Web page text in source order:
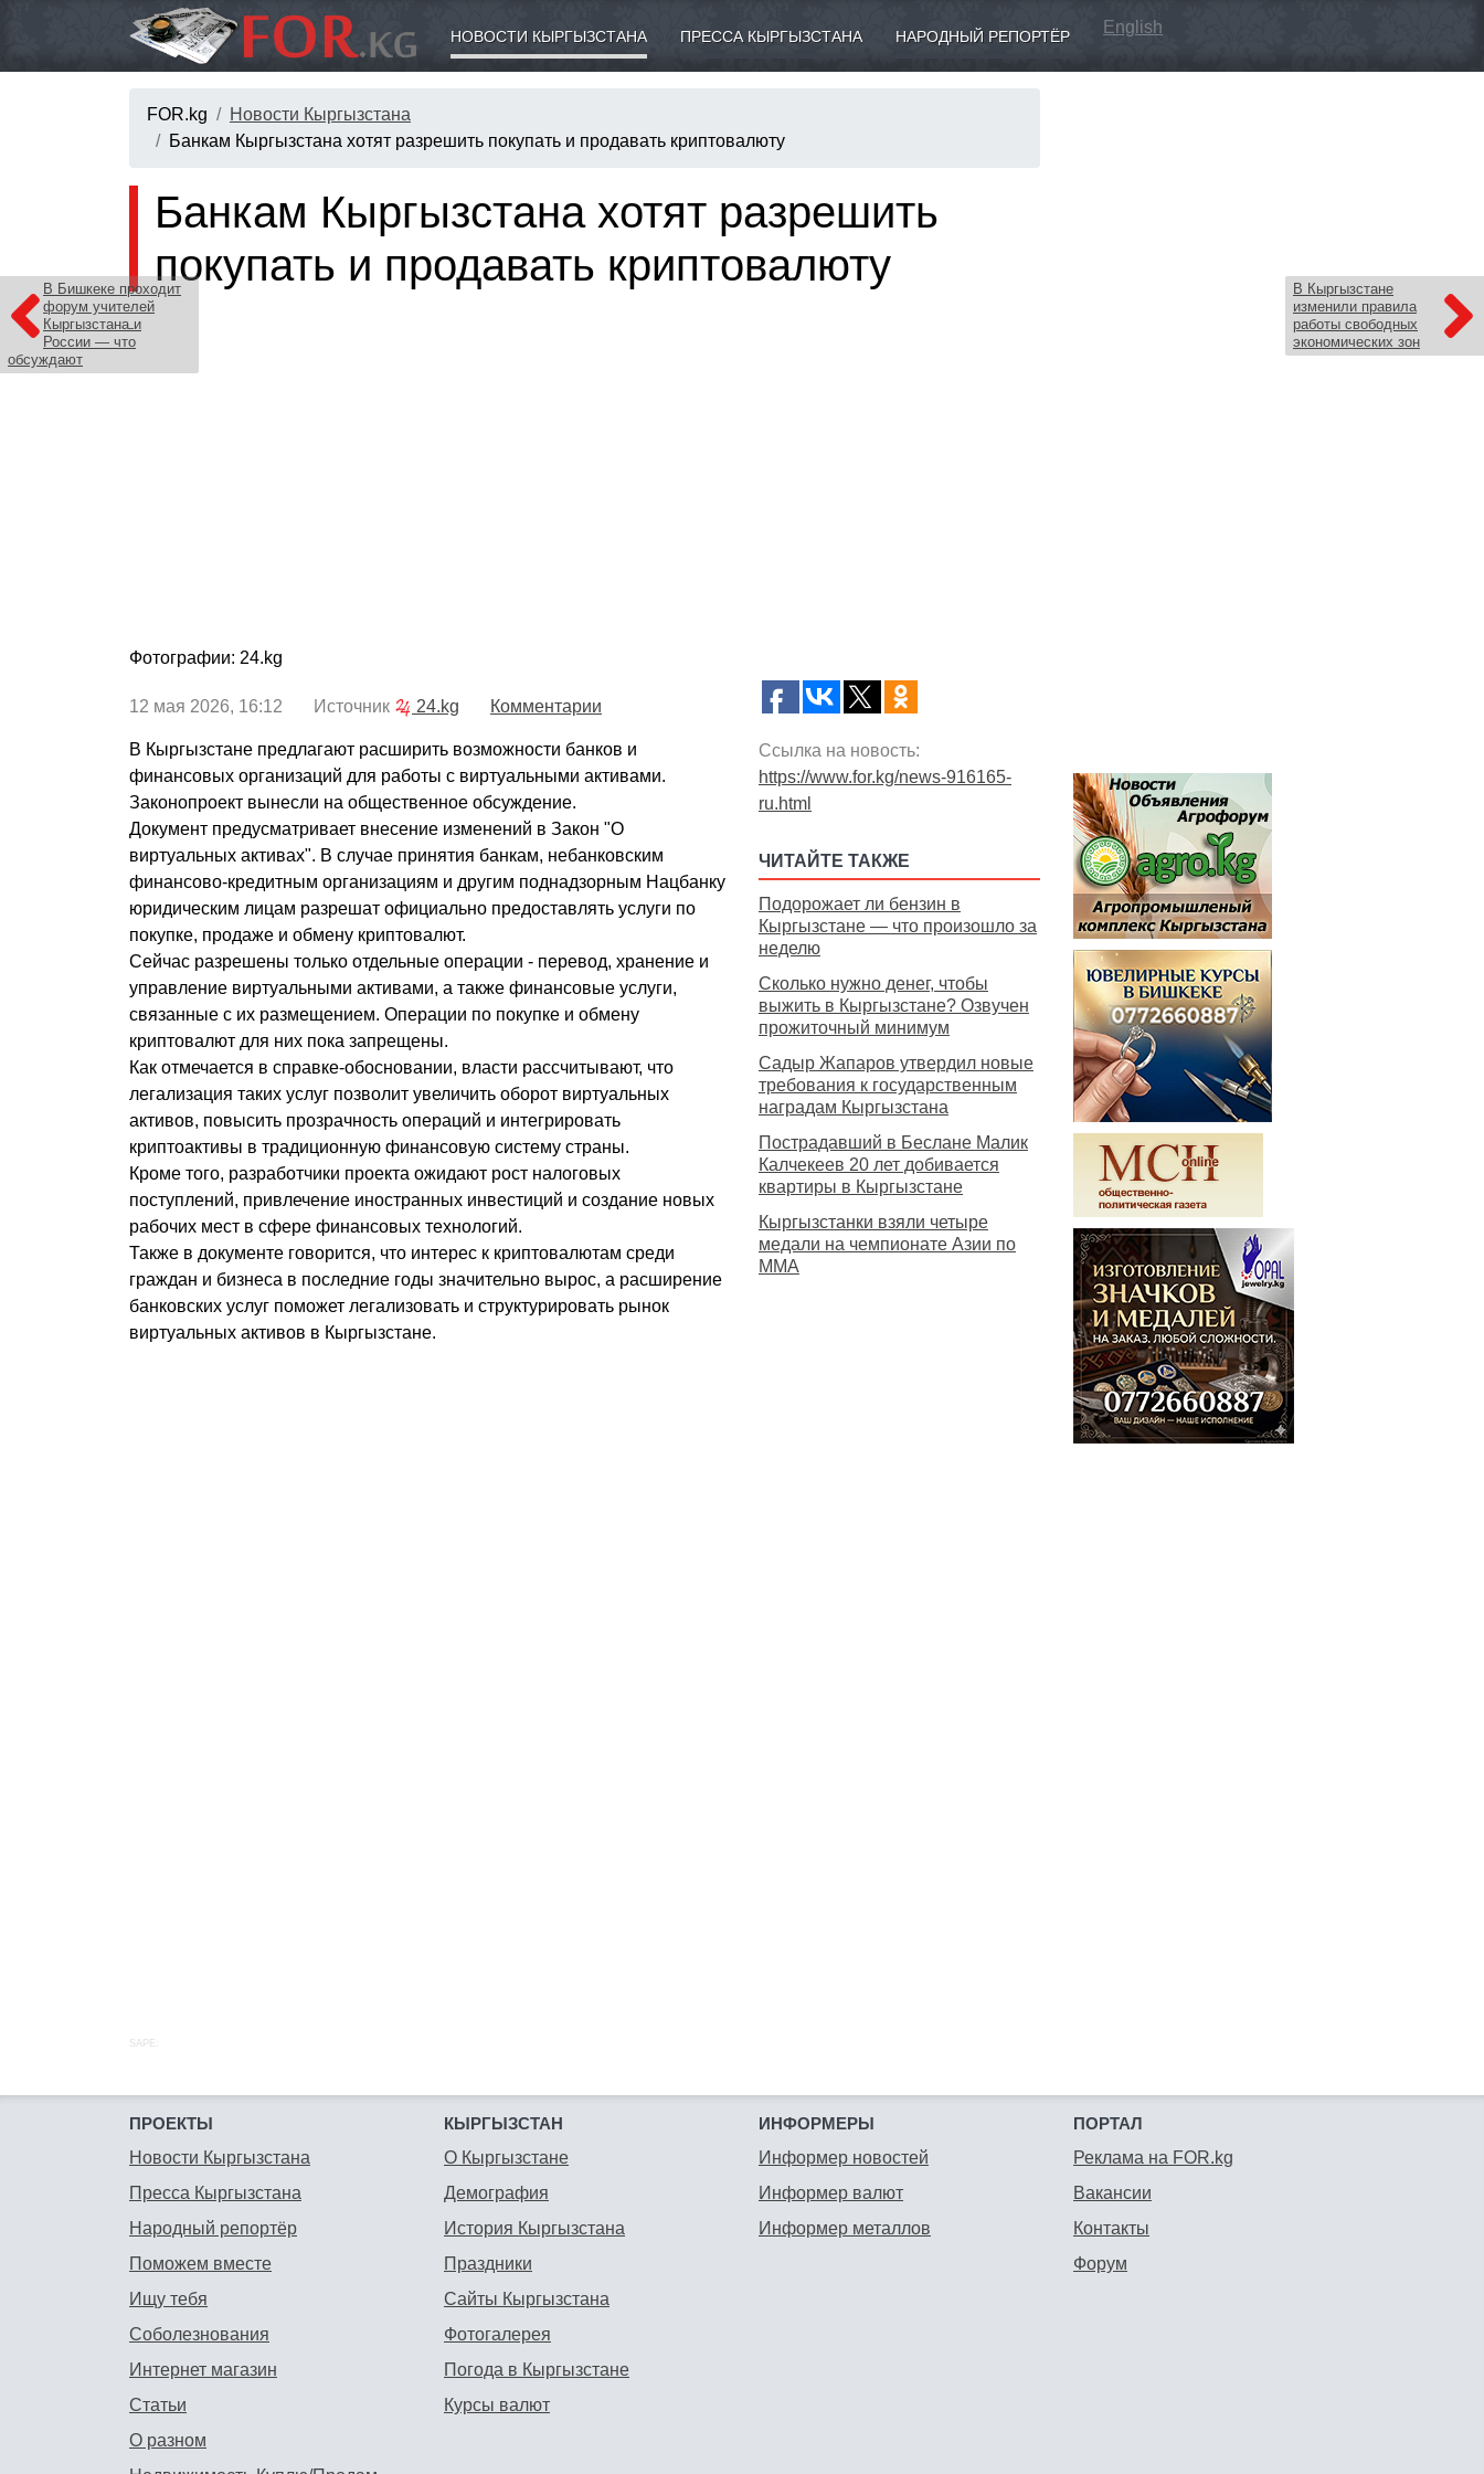
НОВОСТИ КЫРГЫЗСТАНА ПРЕССА КЫРГЫЗСТАНА НАРОДНЫЙ РЕПОРТЁР English
FOR.kg
Новости Кыргызстана
Банкам Кыргызстана хотят разрешить покупать и продавать криптовалюту
В Бишкеке проходит
форум учителей
Кыргызстана и
России — что
обсуждают
В Кыргызстане
изменили правила
работы свободных
экономических зон
Банкам Кыргызстана хотят разрешить
покупать и продавать криптовалюту
Фотографии: 24.kg
12 мая 2026, 16:12 Источник 24.kg Комментарии
В Кыргызстане предлагают расширить возможности банков и
финансовых организаций для работы с виртуальными активами.
Законопроект вынесли на общественное обсуждение.
Документ предусматривает внесение изменений в Закон "О
виртуальных активах". В случае принятия банкам, небанковским
финансово-кредитным организациям и другим поднадзорным Нацбанку
юридическим лицам разрешат официально предоставлять услуги по
покупке, продаже и обмену криптовалют.
Сейчас разрешены только отдельные операции - перевод, хранение и
управление виртуальными активами, а также финансовые услуги,
связанные с их размещением. Операции по покупке и обмену
криптовалют для них пока запрещены.
Как отмечается в справке-обосновании, власти рассчитывают, что
легализация таких услуг позволит увеличить оборот виртуальных
активов, повысить прозрачность операций и интегрировать
криптоактивы в традиционную финансовую систему страны.
Кроме того, разработчики проекта ожидают рост налоговых
поступлений, привлечение иностранных инвестиций и создание новых
рабочих мест в сфере финансовых технологий.
Также в документе говорится, что интерес к криптовалютам среди
граждан и бизнеса в последние годы значительно вырос, а расширение
банковских услуг поможет легализовать и структурировать рынок
виртуальных активов в Кыргызстане.
Ссылка на новость:
https://www.for.kg/news-916165-
ru.html
ЧИТАЙТЕ ТАКЖЕ
Подорожает ли бензин в
Кыргызстане — что произошло за
неделю
Сколько нужно денег, чтобы
выжить в Кыргызстане? Озвучен
прожиточный минимум
Садыр Жапаров утвердил новые
требования к государственным
наградам Кыргызстана
Пострадавший в Беслане Малик
Калчекеев 20 лет добивается
квартиры в Кыргызстане
Кыргызстанки взяли четыре
медали на чемпионате Азии по
MMA
SAPE:
ПРОЕКТЫ
Новости Кыргызстана
Пресса Кыргызстана
Народный репортёр
Поможем вместе
Ищу тебя
Соболезнования
Интернет магазин
Статьи
О разном
КЫРГЫЗСТАН
О Кыргызстане
Демография
История Кыргызстана
Праздники
Сайты Кыргызстана
Фотогалерея
Погода в Кыргызстане
Курсы валют
ИНФОРМЕРЫ
Информер новостей
Информер валют
Информер металлов
ПОРТАЛ
Реклама на FOR.kg
Вакансии
Контакты
Форум